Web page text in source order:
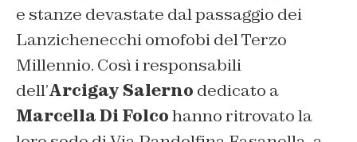
e stanze devastate dal passaggio dei
Lanzichenecchi omofobi del Terzo
Millennio. Così i responsabili
dell’Arcigay Salerno dedicato a
Marcella Di Folcohanno ritrovato la